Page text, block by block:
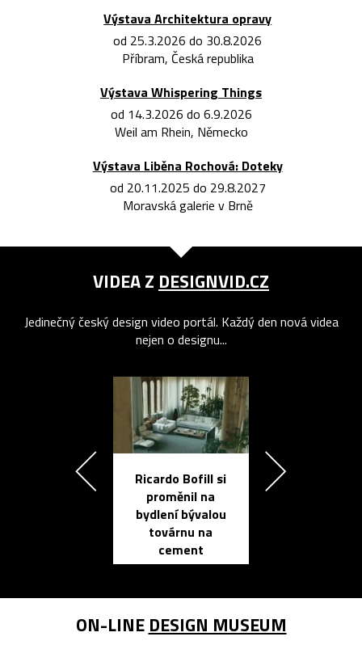
Výstava Architektura opravy
od 25.3.2026 do 30.8.2026
Příbram, Česká republika
Výstava Whispering Things
od 14.3.2026 do 6.9.2026
Weil am Rhein, Německo
Výstava Liběna Rochová: Doteky
od 20.11.2025 do 29.8.2027
Moravská galerie v Brně
VIDEA Z DESIGNVID.CZ
Jedinečný český design video portál. Každý den nová videa
nejen o designu...
Ricardo Bofill si
proměnil na
bydlení bývalou
továrnu na
cement
ON-LINE DESIGN MUSEUM